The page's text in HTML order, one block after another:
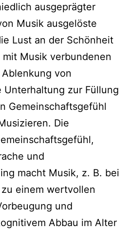
ausgeprägter
Musik ausgelöste
Lust an der Schönheit
Musik verbundenen
von
Unterhaltung zur Füllung
Gemeinschaftsgefühl
Die
und
macht Musik, z. B. bei
einem wertvollen
und
Abbau im Alter